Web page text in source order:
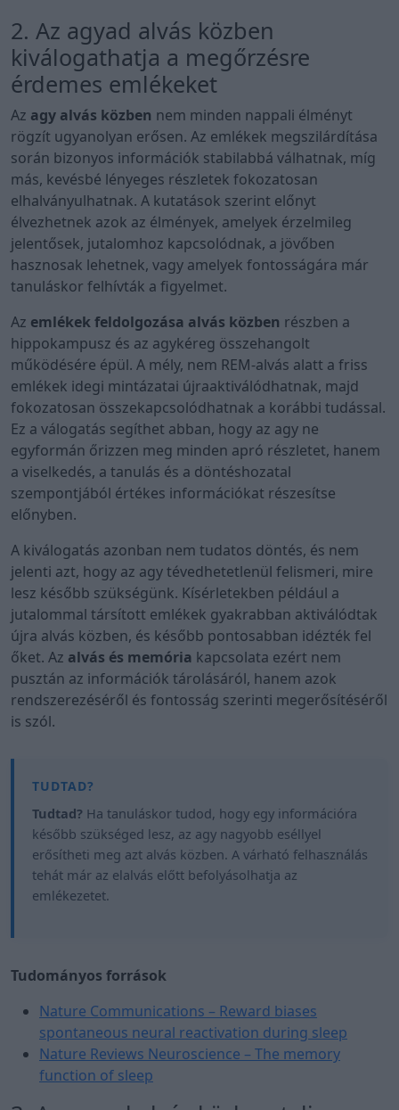
2. Az agyad alvás közben
kiválogathatja a megőrzésre
érdemes emlékeket
Az agy alvás közben nem minden nappali élményt
rögzít ugyanolyan erősen. Az emlékek megszilárdítása
során bizonyos információk stabilabbá válhatnak, míg
más, kevésbé lényeges részletek fokozatosan
elhalványulhatnak. A kutatások szerint előnyt
élvezhetnek azok az élmények, amelyek érzelmileg
jelentősek, jutalomhoz kapcsolódnak, a jövőben
hasznosak lehetnek, vagy amelyek fontosságára már
tanuláskor felhívták a figyelmet.
Az emlékek feldolgozása alvás közben részben a
hippokampusz és az agykéreg összehangolt
működésére épül. A mély, nem REM-alvás alatt a friss
emlékek idegi mintázatai újraaktiválódhatnak, majd
fokozatosan összekapcsolódhatnak a korábbi tudással.
Ez a válogatás segíthet abban, hogy az agy ne
egyformán őrizzen meg minden apró részletet, hanem
a viselkedés, a tanulás és a döntéshozatal
szempontjából értékes információkat részesítse
előnyben.
A kiválogatás azonban nem tudatos döntés, és nem
jelenti azt, hogy az agy tévedhetetlenül felismeri, mire
lesz később szükségünk. Kísérletekben például a
jutalommal társított emlékek gyakrabban aktiválódtak
újra alvás közben, és később pontosabban idézték fel
őket. Az alvás és memória kapcsolata ezért nem
pusztán az információk tárolásáról, hanem azok
rendszerezéséről és fontosság szerinti megerősítéséről
is szól.
Tudtad? Ha tanuláskor tudod, hogy egy információra
később szükséged lesz, az agy nagyobb eséllyel
erősítheti meg azt alvás közben. A várható felhasználás
tehát már az elalvás előtt befolyásolhatja az
emlékezetet.
Tudományos források
Nature Communications – Reward biases
spontaneous neural reactivation during sleep
Nature Reviews Neuroscience – The memory
function of sleep